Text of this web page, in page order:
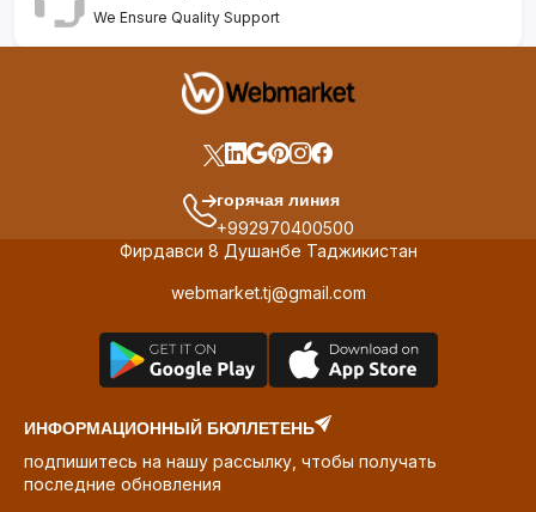
We Ensure Quality Support
горячая линия
+992970400500
Фирдавси 8 Душанбе Таджикистан
webmarket.tj@gmail.com
ИНФОРМАЦИОННЫЙ БЮЛЛЕТЕНЬ
подпишитесь на нашу рассылку, чтобы получать
последние обновления